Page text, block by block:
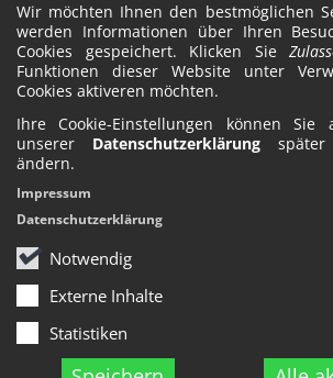
Wir möchten Ihnen den bestmöglichen
werden Informationen über Ihren
Cookies gespeichert. Klicken Sie
Funktionen dieser Website unter
Cookies aktiveren möchten.
Ihre Cookie-Einstellungen können
unserer Datenschutzerklärung später
ändern.
Notwendig
Externe Inhalte
Statistiken
Impressum
Datenschutzerklärung